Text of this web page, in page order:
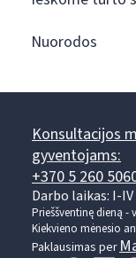
Nuorodos
Konsultacijos
gyventojams:
+370 5 260
Darbo laikas: I-IV
Prieššventinę dieną
Kiekvieno mėnesio
Paklausimas per